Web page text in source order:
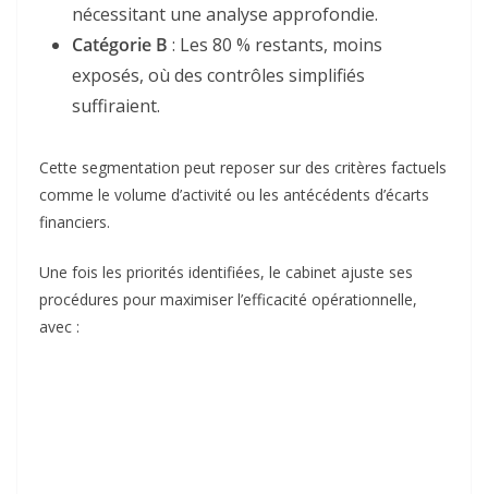
nécessitant une analyse approfondie.
Catégorie B : Les 80 % restants, moins
exposés, où des contrôles simplifiés
suffiraient.
Cette segmentation peut reposer sur des critères factuels
comme le volume d’activité ou les antécédents d’écarts
financiers.
Une fois les priorités identifiées, le cabinet ajuste ses
procédures pour maximiser l’efficacité opérationnelle,
avec :